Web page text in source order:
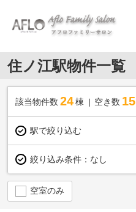
住ノ江駅物件一覧
該当物件数 24棟 空き数 15
駅で絞り込む
絞り込み条件： なし
空室のみ